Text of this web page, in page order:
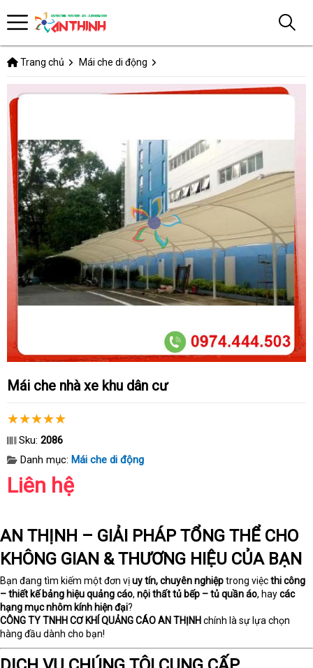
Trang chủ Mái che di động
Mái che nhà xe khu dân cư
Sku: 2086
Danh mục: Mái che di động
Liên hệ
AN THỊNH – GIẢI PHÁP TỔNG THỂ CHO
KHÔNG GIAN & THƯƠNG HIỆU CỦA BẠN
Bạn đang tìm kiếm một đơn vịuy tín, chuyên nghiệptrong việcthi công
– thiết kế bảng hiệu quảng cáo, nội thất tủ bếp – tủ quần áo, haycác
hạng mục nhôm kính hiện đại?
CÔNG TY TNHH CƠ KHÍ QUẢNG CÁO AN THỊNH chính là sự lựa chọn
hàng đầu dành cho bạn!